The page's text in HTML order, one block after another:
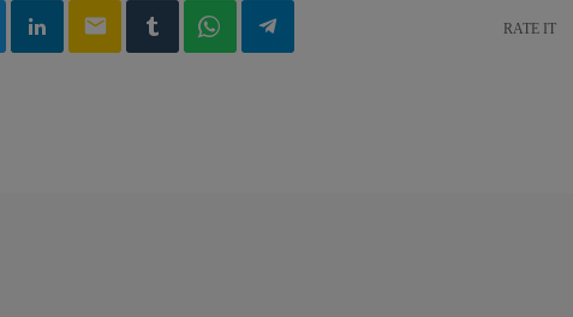
email RATE IT